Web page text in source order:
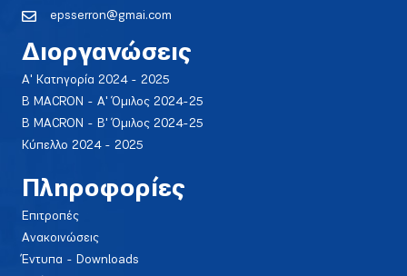
epsserron@gmai.com
Διοργανώσεις
Α' Κατηγορία 2024 - 2025
Β MACRON - Α' Όμιλος 2024-25
Β MACRON - Β' Όμιλος 2024-25
Κύπελλο 2024 - 2025
Πληροφορίες
Επιτροπές
Ανακοινώσεις
Έντυπα - Downloads